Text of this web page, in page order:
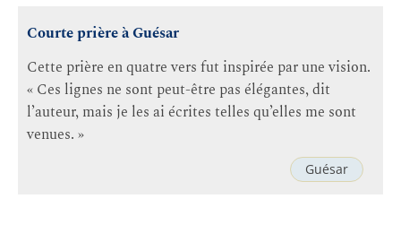
Courte prière à Guésar
Cette prière en quatre vers fut inspirée par une vision.
« Ces lignes ne sont peut-être pas élégantes, dit
l’auteur, mais je les ai écrites telles qu’elles me sont
venues. »
Guésar